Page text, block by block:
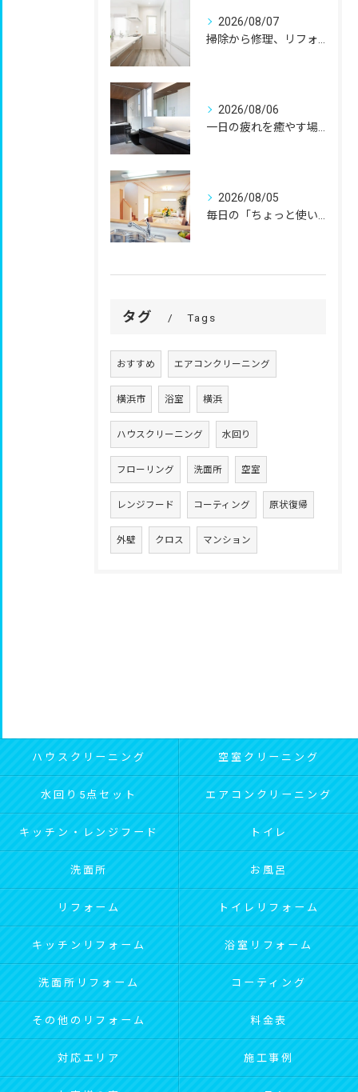
2026/08/07
2026/08/06
2026/08/05
タグ Tags
おすすめ エアコンクリーニング
横浜市 浴室 横浜
ハウスクリーニング 水回り
フローリング 洗面所 空室
レンジフード コーティング 原状復帰
外壁 クロス マンション
ハウスクリーニング 空室クリーニング
水回り5点セット エアコンクリーニング
キッチン・レンジフード トイレ
洗面所 お風呂
リフォーム トイレリフォーム
キッチンリフォーム 浴室リフォーム
洗面所リフォーム コーティング
その他のリフォーム 料金表
対応エリア 施工事例